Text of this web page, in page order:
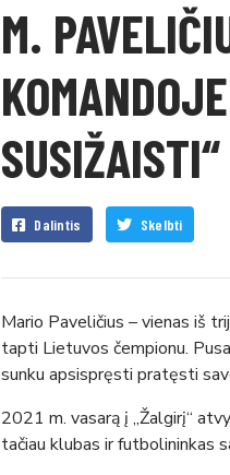
M.
SUSIŽAISTI“
Dalintis Skelbti
Mario Paveličius – vienas iš
tapti Lietuvos čempionu.
sunku apsispręsti pratęsti
2021 m. vasarą į „Žalgirį“
tačiau klubas ir futbolininkas